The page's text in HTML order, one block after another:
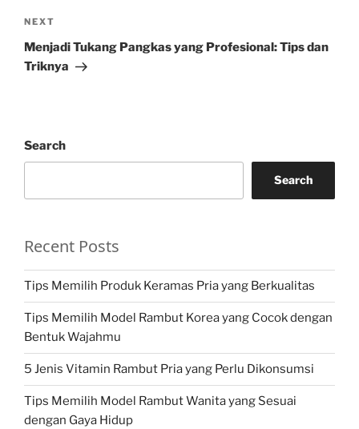
Next
Post
NEXT
Menjadi Tukang Pangkas yang Profesional: Tips dan
Triknya
Search
Search
Recent Posts
Tips Memilih Produk Keramas Pria yang Berkualitas
Tips Memilih Model Rambut Korea yang Cocok dengan
Bentuk Wajahmu
5 Jenis Vitamin Rambut Pria yang Perlu Dikonsumsi
Tips Memilih Model Rambut Wanita yang Sesuai
dengan Gaya Hidup